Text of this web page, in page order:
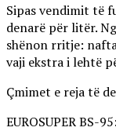
Sipas vendimit të
denarë për litër.
shënon rritje:
vaji ekstra i lehtë
Çmimet e reja të
EUROSUPER BS-